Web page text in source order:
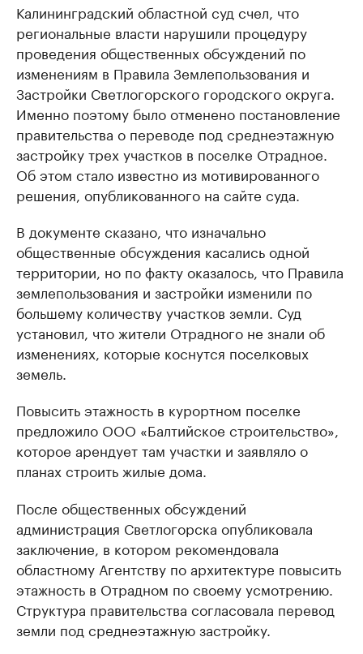
Калининградский областной суд счел, что
региональные власти нарушили процедуру
проведения общественных обсуждений по
изменениям в Правила Землепользования и
Застройки Светлогорского городского округа.
Именно поэтому было отменено постановление
правительства о переводе под среднеэтажную
застройку трех участков в поселке Отрадное.
Об этом стало известно из мотивированного
решения, опубликованного на сайте суда.
В документе сказано, что изначально
общественные обсуждения касались одной
территории, но по факту оказалось, что Правила
землепользования и застройки изменили по
большему количеству участков земли. Суд
установил, что жители Отрадного не знали об
изменениях, которые коснутся поселковых
земель.
Повысить этажность в курортном поселке
предложило ООО «Балтийское строительство»,
которое арендует там участки и заявляло о
планах строить жилые дома.
После общественных обсуждений
администрация Светлогорска опубликовала
заключение, в котором рекомендовала
областному Агентству по архитектуре повысить
этажность в Отрадном по своему усмотрению.
Структура правительства согласовала перевод
земли под среднеэтажную застройку.